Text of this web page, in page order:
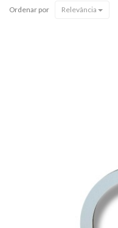
Ordenar por Relevância